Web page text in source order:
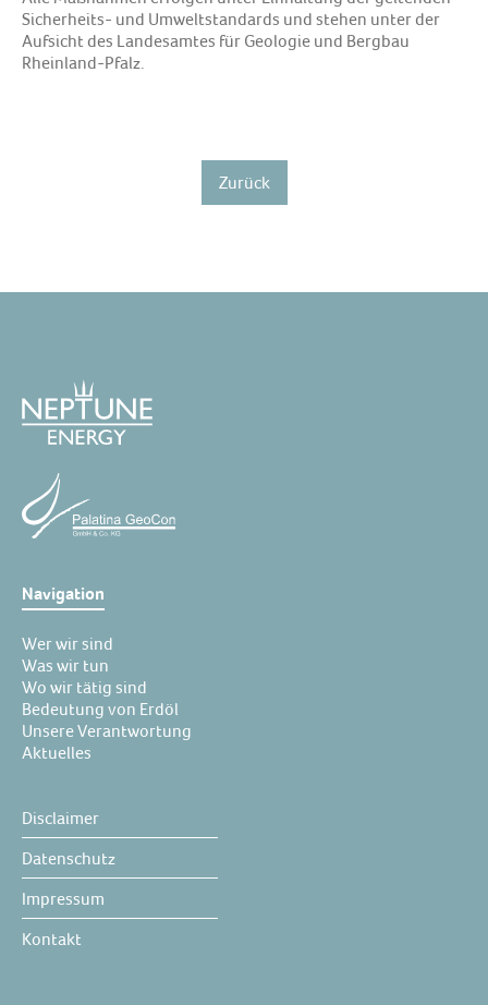
Sicherheits- und Umweltstandards und stehen unter der
Aufsicht des Landesamtes für Geologie und Bergbau
Rheinland-Pfalz.
Zurück
Navigation
Wer wir sind
Was wir tun
Wo wir tätig sind
Bedeutung von Erdöl
Unsere Verantwortung
Aktuelles
Disclaimer
Datenschutz
Impressum
Kontakt